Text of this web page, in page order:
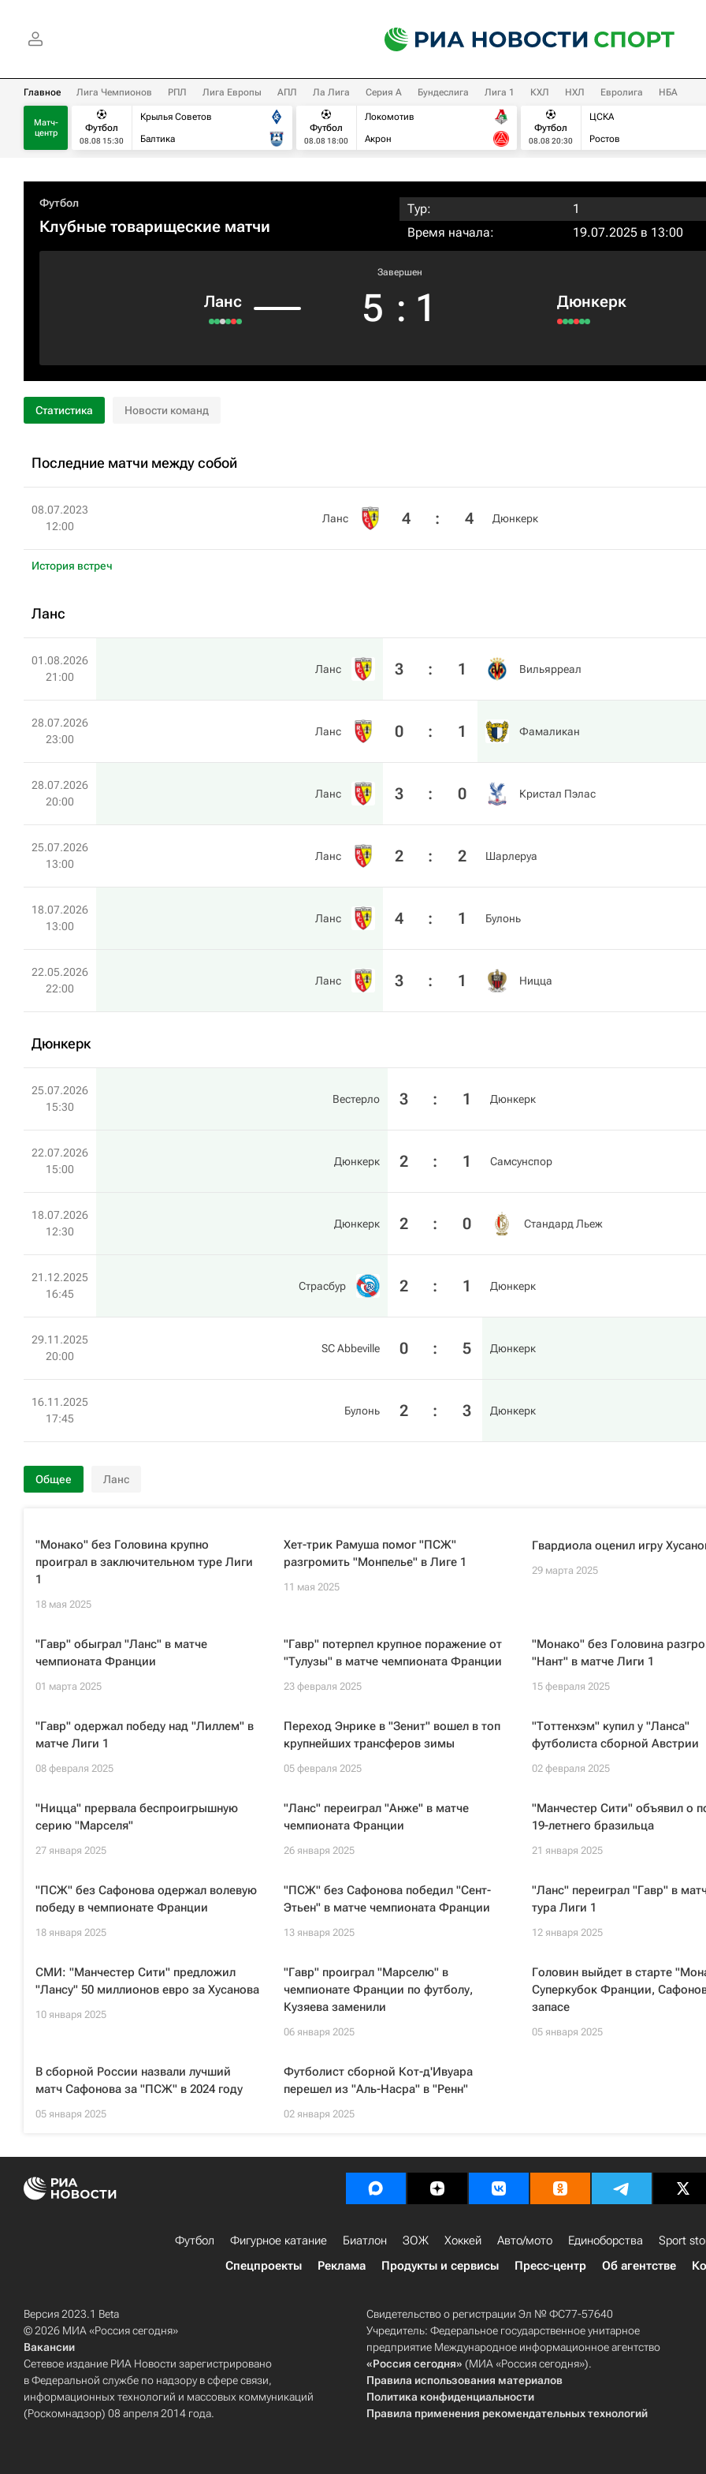
Главное Лига Чемпионов РПЛ Лига Европы АПЛ Ла Лига Серия А Бундеслига Лига 1 КХЛ НХЛ Евролига НБА
Матч-
центр
Футбол
08.08 15:30
Крылья Советов
Балтика
Футбол
08.08 18:00
Локомотив
Акрон
Футбол
08.08 20:30
ЦСКА
Ростов
Футбол
Клубные товарищеские матчи
Тур:
1
Время начала:
19.07.2025 в 13:00
Ланс
Завершен
5 : 1 Дюнкерк
Статистика Новости команд
Последние матчи между собой
08.07.2023
12:00
Ланс 4 : 4 Дюнкерк
История встреч
Ланс
01.08.2026
21:00
Ланс 3 : 1 Вильярреал
28.07.2026
23:00
Ланс 0 : 1 Фамаликан
28.07.2026
20:00
Ланс 3 : 0 Кристал Пэлас
25.07.2026
13:00
Ланс 2 : 2 Шарлеруа
18.07.2026
13:00
Ланс 4 : 1 Булонь
22.05.2026
22:00
Ланс 3 : 1 Ницца
Дюнкерк
25.07.2026
15:30
Вестерло 3 : 1 Дюнкерк
22.07.2026
15:00
Дюнкерк 2 : 1 Самсунспор
18.07.2026
12:30
Дюнкерк 2 : 0 Стандард Льеж
21.12.2025
16:45
Страсбур 2 : 1 Дюнкерк
29.11.2025
20:00
SC Abbeville 0 : 5 Дюнкерк
16.11.2025
17:45
Булонь 2 : 3 Дюнкерк
Общее Ланс
"Монако" без Головина крупно
проиграл в заключительном туре Лиги
1
18 мая 2025
Хет-трик Рамуша помог "ПСЖ"
разгромить "Монпелье" в Лиге 1
11 мая 2025
Гвардиола оценил игру
29 марта 2025
"Гавр" обыграл "Ланс" в матче
чемпионата Франции
01 марта 2025
"Гавр" потерпел крупное поражение от
"Тулузы" в матче чемпионата Франции
23 февраля 2025
"Монако" без Головина
"Нант" в матче Лиги 1
15 февраля 2025
"Гавр" одержал победу над "Лиллем" в
матче Лиги 1
08 февраля 2025
Переход Энрике в "Зенит" вошел в топ
крупнейших трансферов зимы
05 февраля 2025
"Тоттенхэм" купил у "Ланса"
футболиста сборной Австрии
02 февраля 2025
"Ницца" прервала беспроигрышную
серию "Марселя"
27 января 2025
"Ланс" переиграл "Анже" в матче
чемпионата Франции
26 января 2025
"Манчестер Сити" объявил о
19-летнего бразильца
21 января 2025
"ПСЖ" без Сафонова одержал волевую
победу в чемпионате Франции
18 января 2025
"ПСЖ" без Сафонова победил "Сент-
Этьен" в матче чемпионата Франции
13 января 2025
"Ланс" переиграл "Гавр" в
тура Лиги 1
12 января 2025
СМИ: "Манчестер Сити" предложил
"Лансу" 50 миллионов евро за Хусанова
10 января 2025
"Гавр" проиграл "Марселю" в
чемпионате Франции по футболу,
Кузяева заменили
06 января 2025
Головин выйдет в старте
Суперкубок Франции,
запасе
05 января 2025
В сборной России назвали лучший
матч Сафонова за "ПСЖ" в 2024 году
05 января 2025
Футболист сборной Кот-д'Ивуара
перешел из "Аль-Насра" в "Ренн"
02 января 2025
Футбол Фигурное катание Биатлон ЗОЖ Хоккей Авто/мото Единоборства Sport
Спецпроекты
Реклама Продукты и сервисы Пресс-центр Об агентстве
Версия 2023.1 Beta
© 2026 МИА «Россия сегодня»
Вакансии
Сетевое издание РИА Новости зарегистрировано
в Федеральной службе по надзору в сфере связи,
информационных технологий и массовых коммуникаций
(Роскомнадзор) 08 апреля 2014 года.
Свидетельство о регистрации Эл № ФС77-57640
Учредитель: Федеральное государственное унитарное
предприятие Международное информационное агентство
«Россия сегодня» (МИА «Россия сегодня»).
Правила использования материалов
Политика конфиденциальности
Правила применения рекомендательных технологий